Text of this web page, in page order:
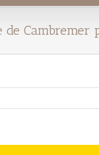
de Cambremer